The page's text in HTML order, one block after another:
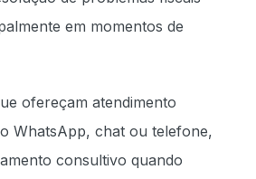
em momentos de
ofereçam atendimento
WhatsApp, chat ou telefone,
consultivo quando